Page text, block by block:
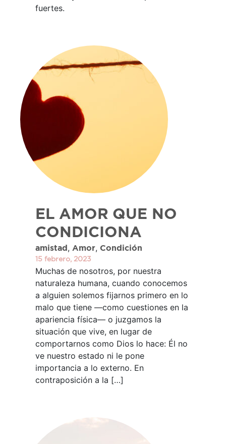
fuertes.
EL AMOR QUE NO
CONDICIONA
amistad , Amor, Condición
15 febrero, 2023
Muchas de nosotros, por nuestra
naturaleza humana, cuando conocemos
a alguien solemos fijarnos primero en lo
malo que tiene —como cuestiones en la
apariencia física— o juzgamos la
situación que vive, en lugar de
comportarnos como Dios lo hace: Él no
ve nuestro estado ni le pone
importancia a lo externo. En
contraposición a la […]